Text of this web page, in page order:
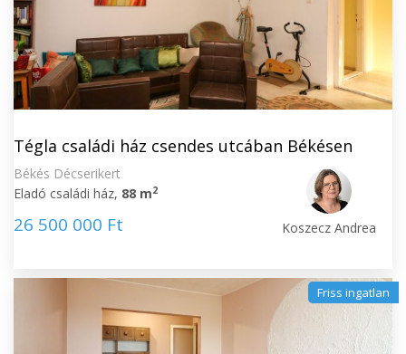
Tégla családi ház csendes utcában Békésen
Békés Décserikert
Eladó családi ház, 88 m2
26 500 000 Ft Koszecz Andrea
Friss ingatlan